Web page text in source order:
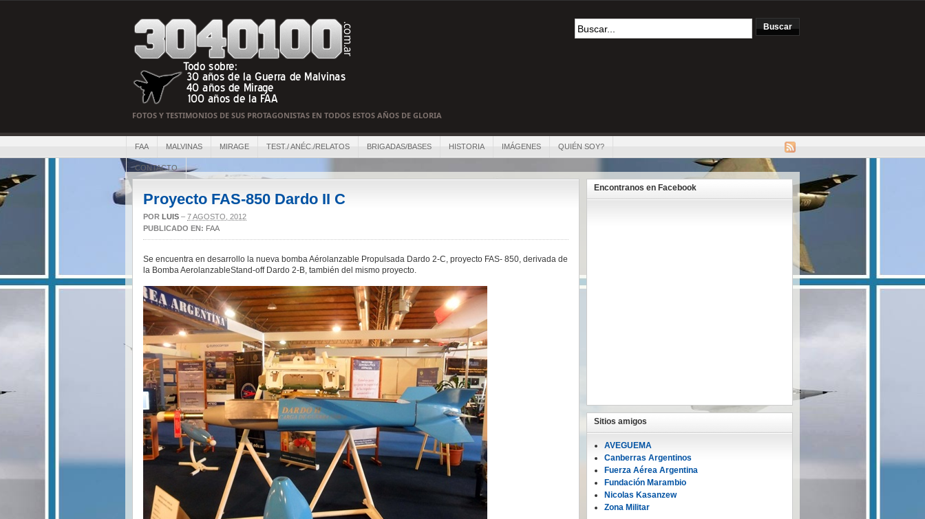
FOTOS Y TESTIMONIOS DE SUS PROTAGONISTAS EN TODOS ESTOS AÑOS DE GLORIA
FAA MALVINAS MIRAGE TEST./ ANÉC./RELATOS BRIGADAS/BASES HISTORIA IMÁGENES QUIÉN SOY?
CONTACTO
Proyecto FAS-850 Dardo II C
POR LUIS – 7 AGOSTO, 2012
PUBLICADO EN: FAA
Se encuentra en desarrollo la nueva bomba Aérolanzable Propulsada Dardo 2-C, proyecto FAS- 850, derivada de
la Bomba AerolanzableStand-off Dardo 2-B, también del mismo proyecto.
Encontranos en Facebook
Sitios amigos
AVEGUEMA
Canberras Argentinos
Fuerza Aérea Argentina
Fundación Marambio
Nicolas Kasanzew
Zona Militar